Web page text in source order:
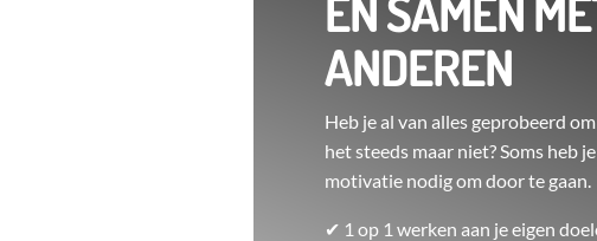
ANDEREN
Heb je al van alles geprobeerd
het steeds maar niet? Soms heb
motivatie nodig om door te gaan.
✔ 1 op 1 werken aan je eigen